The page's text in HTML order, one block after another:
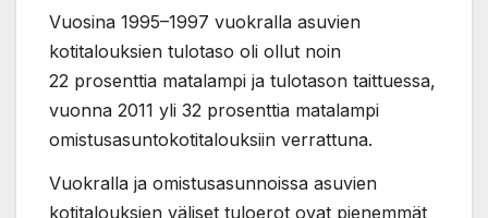
Vuosina 1995–1997 vuokralla asuvien
kotitalouksien tulotaso oli ollut noin
22 prosenttia matalampi ja tulotason taittuessa,
vuonna 2011 yli 32 prosenttia matalampi
omistusasuntokotitalouksiin verrattuna.
Vuokralla ja omistusasunnoissa asuvien
kotitalouksien väliset tuloerot ovat pienemmät